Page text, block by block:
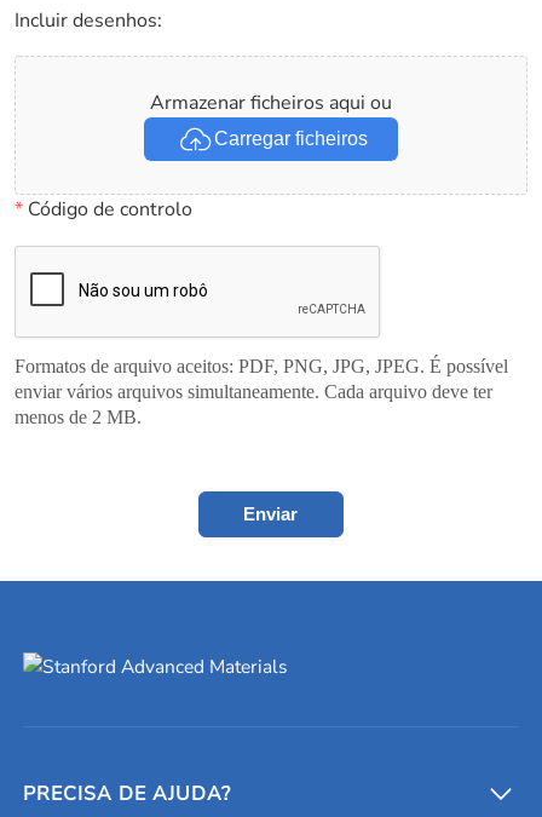
Incluir desenhos:
Armazenar ficheiros aqui ou
Carregar ficheiros
*Código de controlo
Formatos de arquivo aceitos: PDF, PNG, JPG, JPEG. É possível
enviar vários arquivos simultaneamente. Cada arquivo deve ter
menos de 2 MB.
Enviar
PRECISA DE AJUDA?